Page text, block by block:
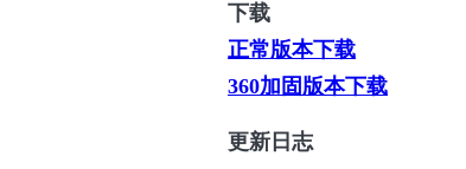
下载
正常版本下载
360加固版本下载
更新日志